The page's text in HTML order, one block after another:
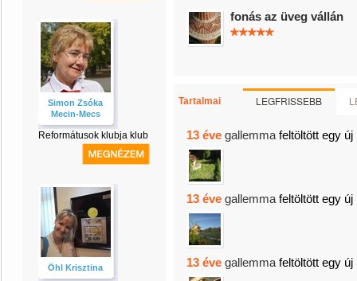
Simon Zsóka
Mecin-Mecs
Reformátusok klubja klub
Öhl Krisztina
fonás az üveg vállán
Tartalmai LEGFRISSEBB
13 éve gallemma feltöltött egy új
13 éve gallemma feltöltött egy új
13 éve gallemma feltöltött egy új